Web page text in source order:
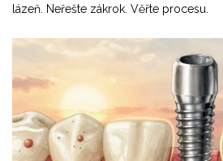
lázeň. Neřešte zákrok. Věřte procesu.